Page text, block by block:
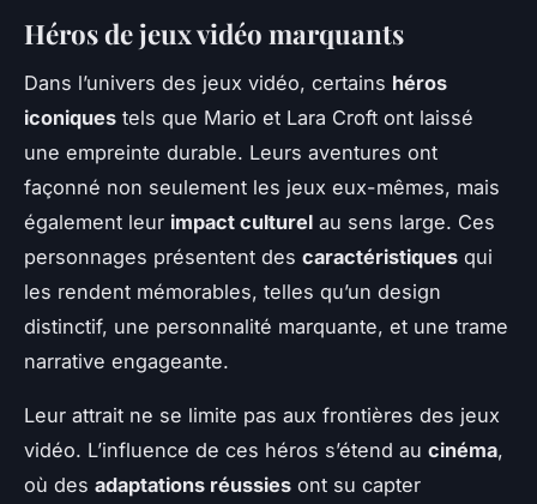
Héros de jeux vidéo marquants
Dans l’univers des jeux vidéo, certains héros
iconiques tels que Mario et Lara Croft ont laissé
une empreinte durable. Leurs aventures ont
façonné non seulement les jeux eux-mêmes, mais
également leur impact culturel au sens large. Ces
personnages présentent des caractéristiques qui
les rendent mémorables, telles qu’un design
distinctif, une personnalité marquante, et une trame
narrative engageante.
Leur attrait ne se limite pas aux frontières des jeux
vidéo. L’influence de ces héros s’étend au cinéma,
où des adaptations réussies ont su capter